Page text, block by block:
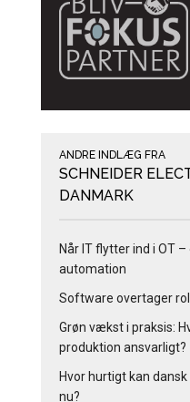
ANDRE INDLÆG FRA
SCHNEIDER
DANMARK
Når IT flytter ind i OT
automation
Software overtager
Grøn vækst i praksis:
produktion ansvarligt?
Hvor hurtigt kan
nu?